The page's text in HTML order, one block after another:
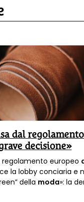
dal
decisione»
regolamento europeo
la lobby conciaria e
della moda»: la